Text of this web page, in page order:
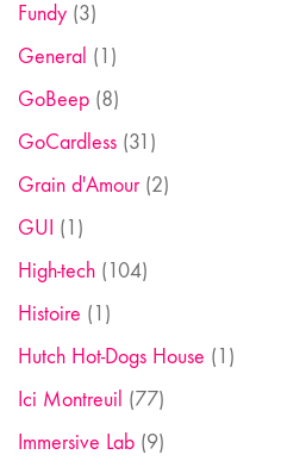
Fundy (3)
General (1)
GoBeep (8)
GoCardless (31)
Grain d'Amour(2)
GUI (1)
High-tech (104)
Histoire (1)
Hutch Hot-Dogs House (1)
Ici Montreuil (77)
Immersive Lab (9)